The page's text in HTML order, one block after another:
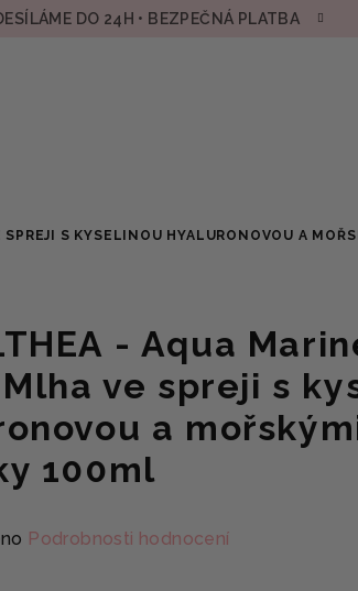
DO 24H • BEZPEČNÁ PLATBA
S KYSELINOU HYALURONOVOU A
- Aqua
ve spreji s
a
100ml
Podrobnosti hodnocení